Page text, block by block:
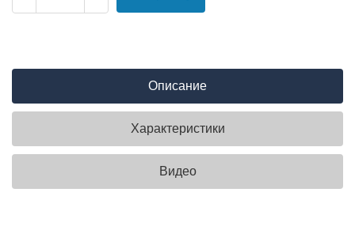
Описание
Характеристики
Видео